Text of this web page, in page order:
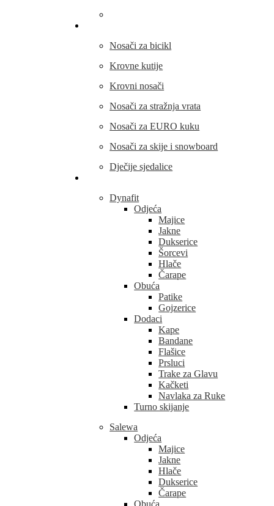
Nosači za bicikl
Krovne kutije
Krovni nosači
Nosači za stražnja vrata
Nosači za EURO kuku
Nosači za skije i snowboard
Dječije sjedalice
Dynafit
Odjeća
Majice
Jakne
Dukserice
Šorcevi
Hlače
Čarape
Obuća
Patike
Gojzerice
Dodaci
Kape
Bandane
Flašice
Prsluci
Trake za Glavu
Kačketi
Navlaka za Ruke
Turno skijanje
Salewa
Odjeća
Majice
Jakne
Hlače
Dukserice
Čarape
Obuća